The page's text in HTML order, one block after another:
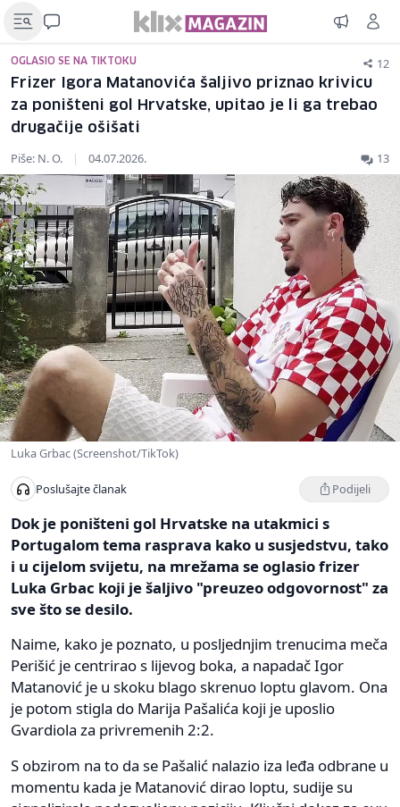
OGLASIO SE NA TIKTOKU 12
Frizer Igora Matanovića šaljivo priznao krivicu
za poništeni gol Hrvatske, upitao je li ga trebao
drugačije ošišati
Piše: N. O. | 04.07.2026. 13
Luka Grbac (Screenshot/TikTok)
Poslušajte članak Podijeli
Dok je poništeni gol Hrvatske na utakmici s
Portugalom tema rasprava kako u susjedstvu, tako
i u cijelom svijetu, na mrežama se oglasio frizer
Luka Grbac koji je šaljivo "preuzeo odgovornost" za
sve što se desilo.
Naime, kako je poznato, u posljednjim trenucima meča
Perišić je centrirao s lijevog boka, a napadač Igor
Matanović je u skoku blago skrenuo loptu glavom. Ona
je potom stigla do Marija Pašalića koji je uposlio
Gvardiola za privremenih 2:2.
S obzirom na to da se Pašalić nalazio iza leđa odbrane u
momentu kada je Matanović dirao loptu, sudije su